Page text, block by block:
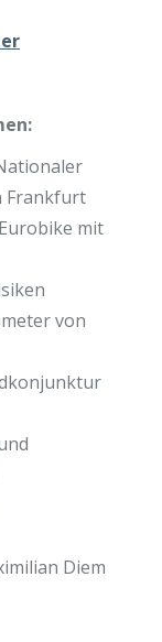
Frankfurt
mit
von
Diem